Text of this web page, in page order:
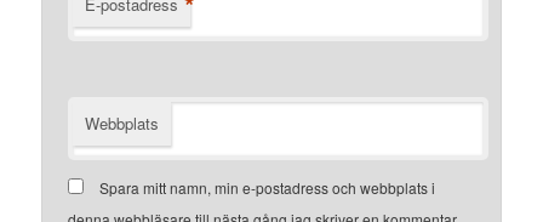
Webbplats
Spara mitt namn, min e-postadress och webbplats i